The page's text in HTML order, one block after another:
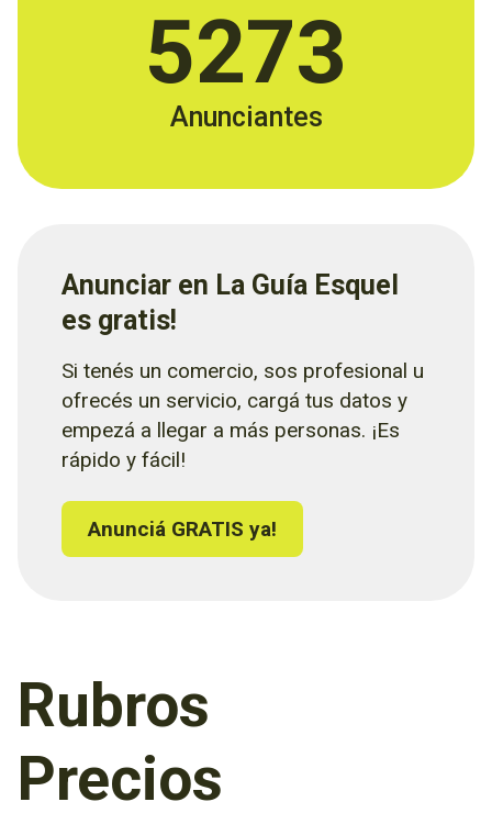
5273
Anunciantes
Anunciar en La Guía Esquel
es gratis!
Si tenés un comercio, sos profesional u
ofrecés un servicio, cargá tus datos y
empezá a llegar a más personas. ¡Es
rápido y fácil!
Anunciá GRATIS ya!
Rubros
Precios